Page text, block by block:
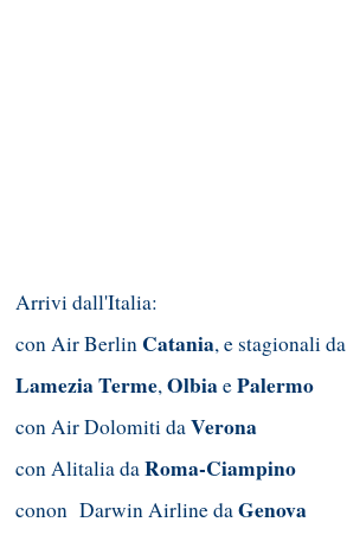
Arrivi dall'Italia:
con Air Berlin Catania, e stagionali da
Lamezia Terme,OlbiaePalermo
con Air Dolomiti daVerona
con Alitalia daRoma-Ciampino
conon Darwin Airline daGenova